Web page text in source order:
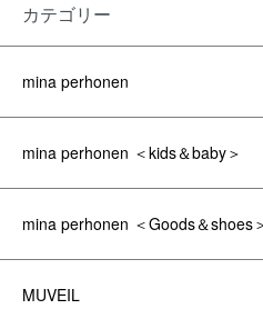
カテゴリー
mina perhonen
mina perhonen ＜kids＆baby＞
mina perhonen ＜Goods＆shoes
MUVEIL